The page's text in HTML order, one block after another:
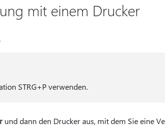
mit einem Drucker
STRG+P verwenden.
und dann den Drucker aus, mit dem Sie eine